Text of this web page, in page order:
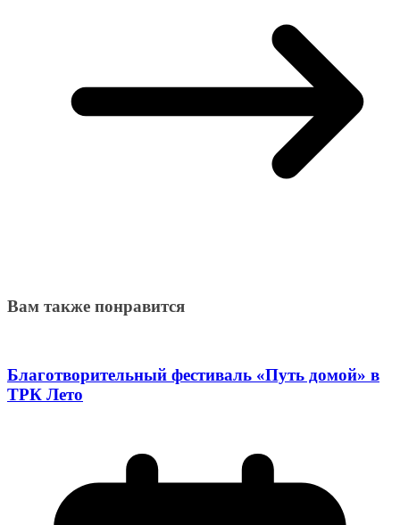
Вам также понравится
Благотворительный фестиваль «Путь домой» в
ТРК Лето